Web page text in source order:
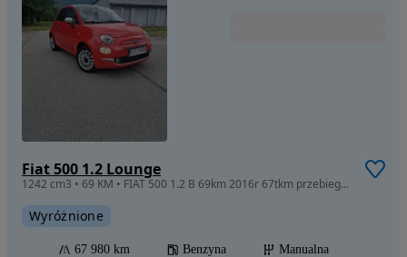
Fiat 500 1.2 Lounge
1242 cm3 • 69 KM • FIAT 500 1.2 B 69km 2016r 67tkm przebiegu Świetny stan sprawny zadbany
Wyróżnione
67 980 km Benzyna
Manualna